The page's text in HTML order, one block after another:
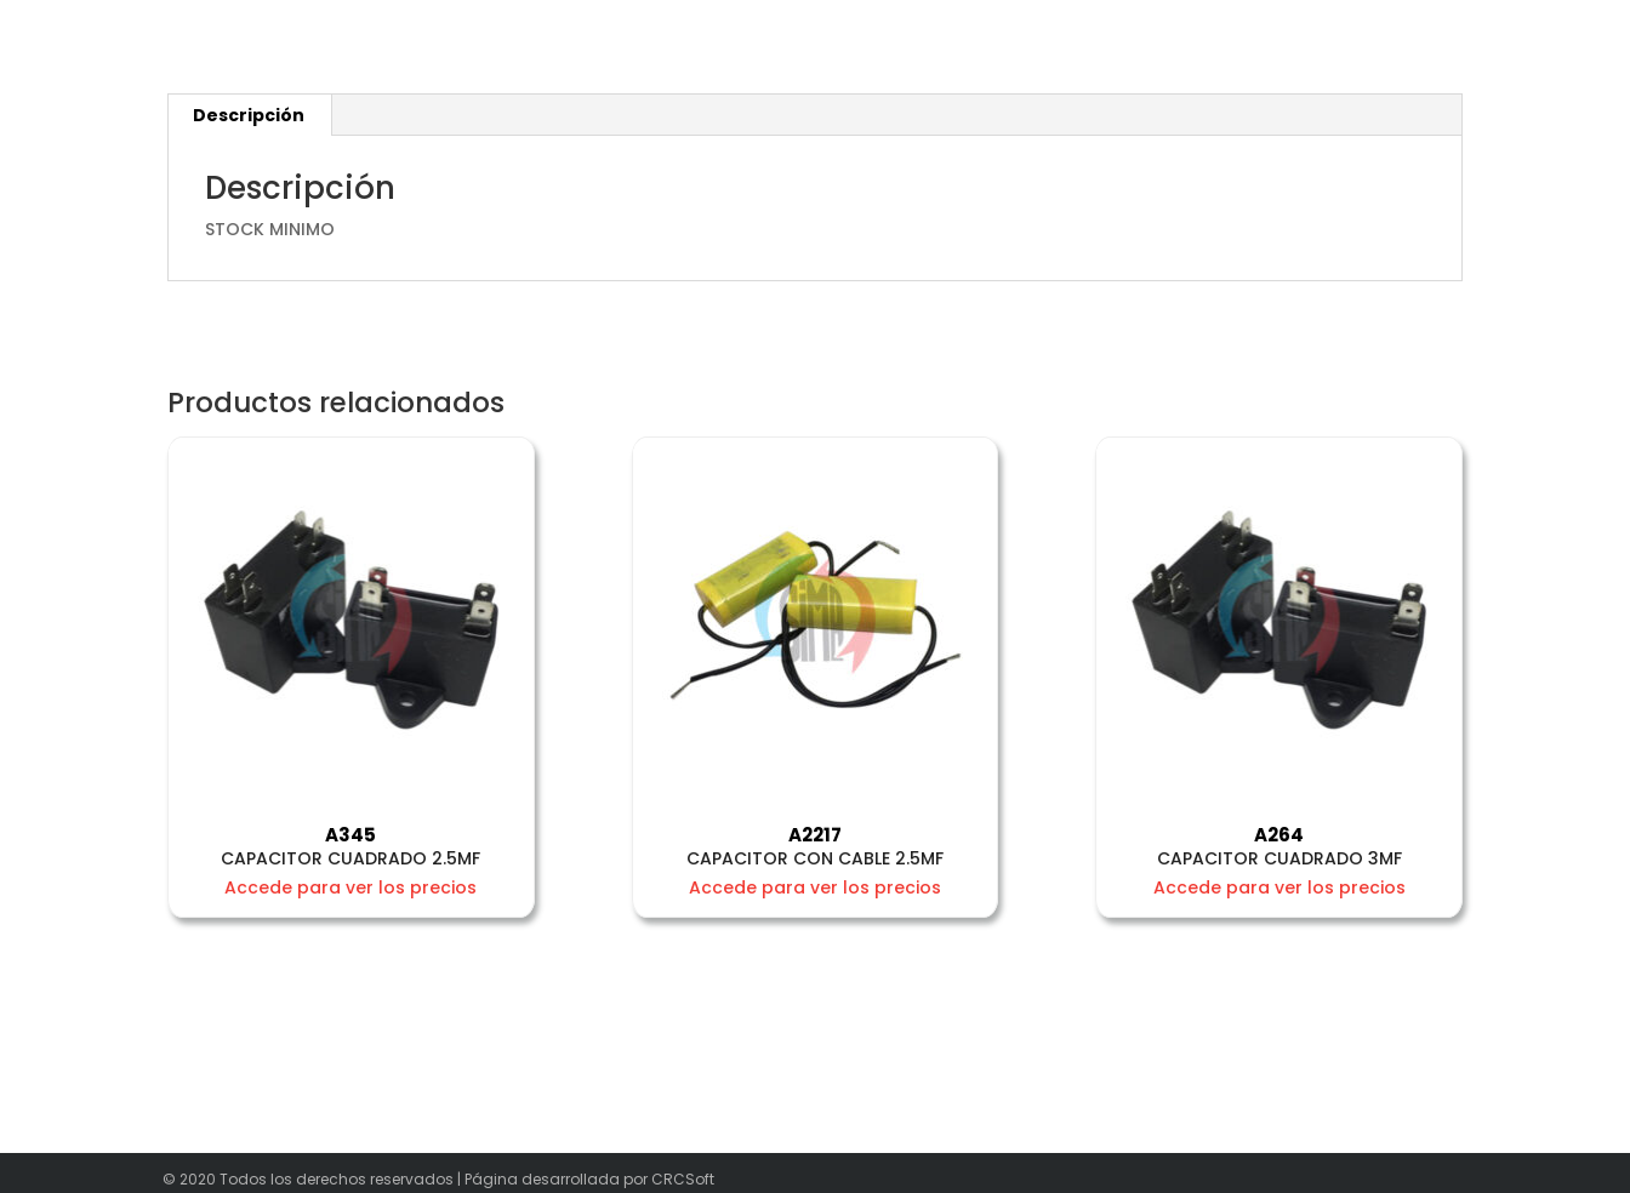
Descripción
Descripción
STOCK MINIMO
Productos relacionados
A345
CAPACITOR CUADRADO 2.5MF
Accede para ver los precios
A2217
CAPACITOR CON CABLE 2.5MF
Accede para ver los precios
A264
CAPACITOR CUADRADO 3MF
Accede para ver los precios
© 2020 Todos los derechos reservados | Página desarrollada por CRCSoft